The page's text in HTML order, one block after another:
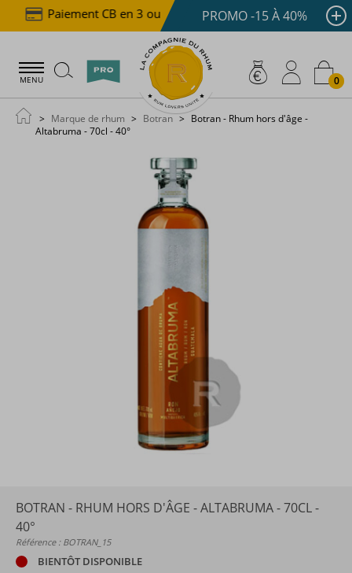
Paiement CB en 3 ou 4x dès 100 € Livraison
PROMO -15 À 40%
MENU 0
Marque de rhum Botran
Botran - Rhum hors d'âge -
Altabruma - 70cl - 40°
BOTRAN - RHUM HORS D'ÂGE - ALTABRUMA - 70CL -
40°
Référence : BOTRAN_15
BIENTÔT DISPONIBLE